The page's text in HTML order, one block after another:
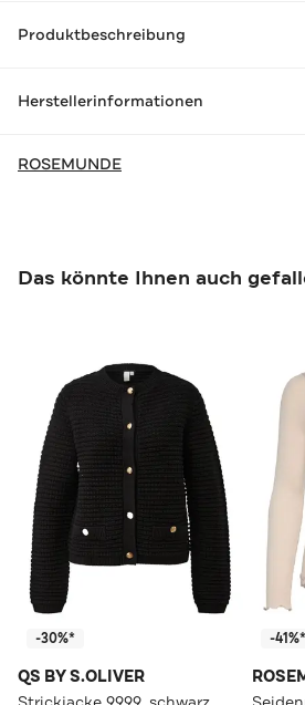
Produktbeschreibung
Herstellerinformationen
ROSEMUNDE
Das könnte Ihnen auch
-30%*
QS BY S.OLIVER
-41%*